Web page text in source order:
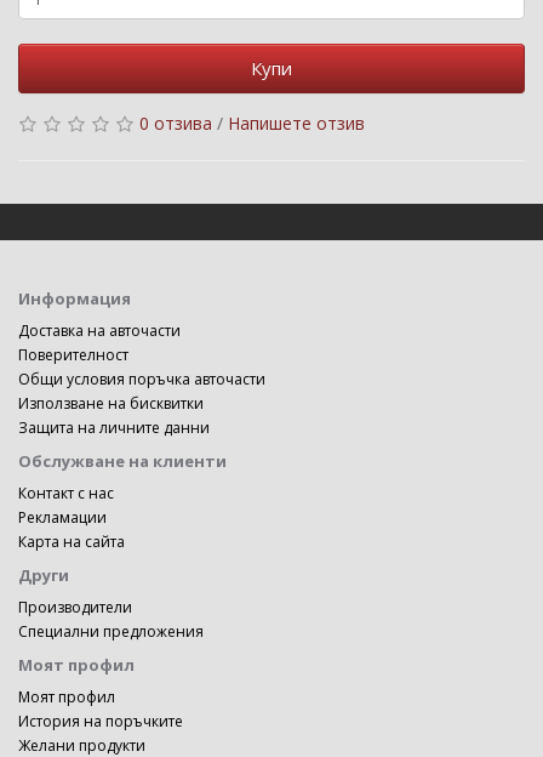
Купи
0 отзива / Напишете отзив
Информация
Доставка на авточасти
Поверителност
Общи условия поръчка авточасти
Използване на бисквитки
Защита на личните данни
Обслужване на клиенти
Контакт с нас
Рекламации
Карта на сайта
Други
Производители
Специални предложения
Моят профил
Моят профил
История на поръчките
Желани продукти